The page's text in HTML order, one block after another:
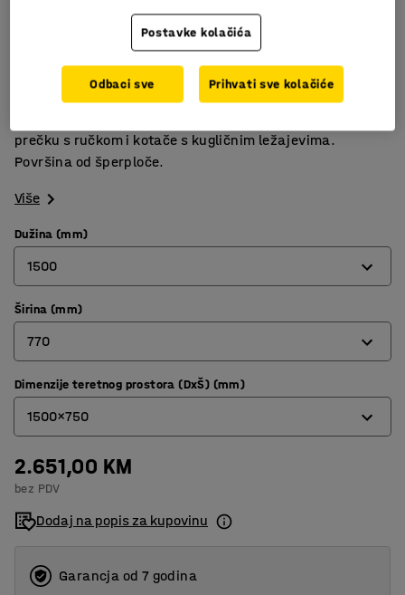
S podignutim rubom
Kolica s podignutim rubovima na svim stranama
prečku s ručkom i kotače s kugličnim ležajevima.
Površina od šperploče.
Više
Dužina (mm)
1500
1500
2000
Širina (mm)
770
770
1020
Dimenzije teretnog prostora (DxŠ) (mm)
1500x750
1500x750
2000x1000
2.651,00 KM
bez PDV
Dodaj na popis za kupovinu
Garancja od 7 godina
Postavke kolačića
Odbaci sve Prihvati sve kolačiće